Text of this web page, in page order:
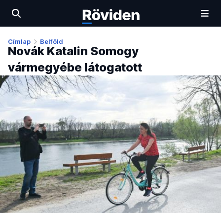
Címlap Belföld
Novák Katalin Somogy
vármegyébe látogatott